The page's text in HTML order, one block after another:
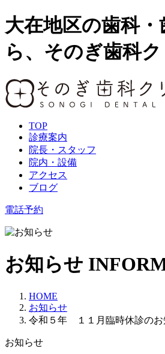
大在地区の歯科・
ら、そのぎ歯科
TOP
診療案内
院長・スタッフ
院内・設備
アクセス
ブログ
電話予約
お知らせ
HOME
お知らせ
令和５年 １１月臨時休診のお
お知らせ